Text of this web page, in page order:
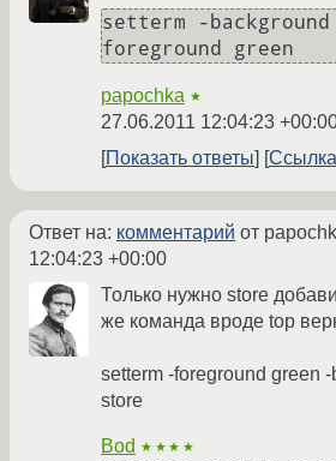
setterm -
foreground green
papochka ★
27.06.2011 12:04:23
Показать ответы
Ссылка
Ответ на: комментарий от
12:04:23 +00:00
Только нужно store
же команда вроде top
setterm -foreground green
store
Bod ★★★★